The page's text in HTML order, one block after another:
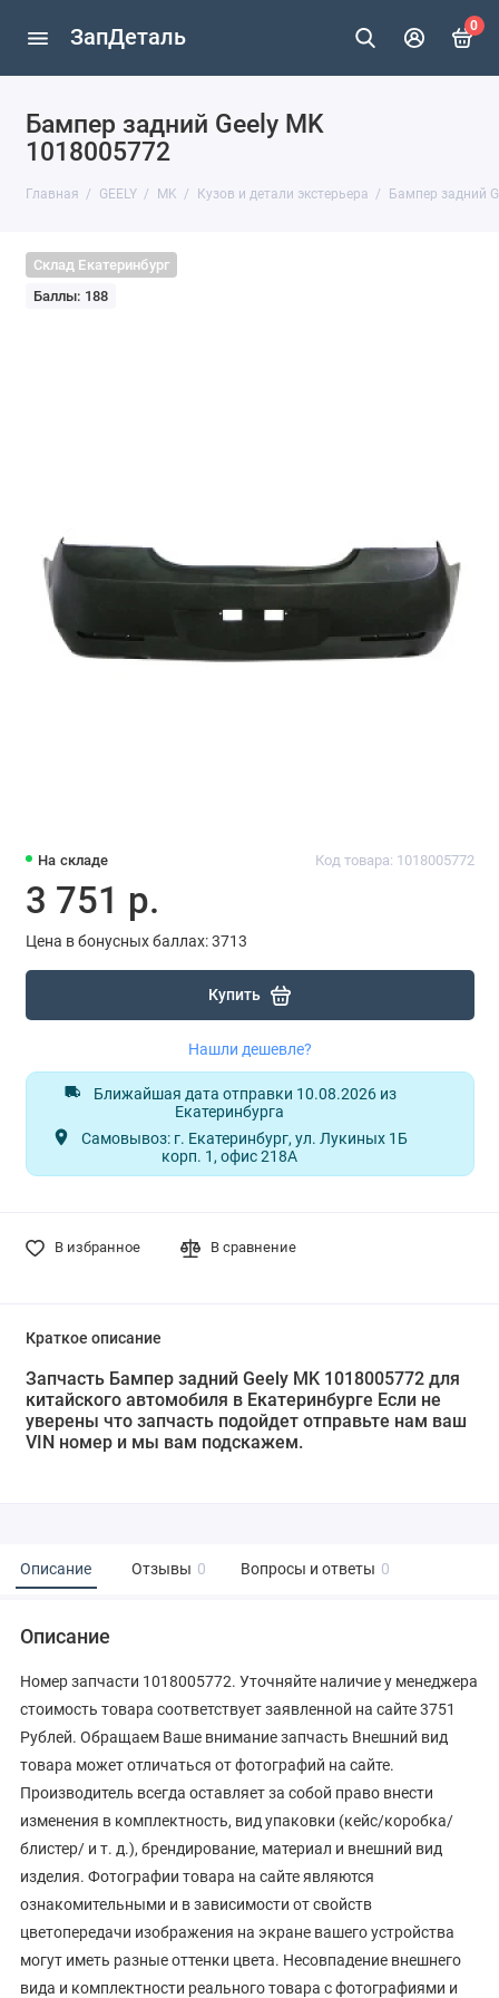
ЗапДеталь 0
Бампер задний Geely MK
1018005772
Главная GEELY MK Кузов и детали экстерьера Бампер задний
Склад Екатеринбург
Баллы: 188
На складе Код товара: 1018005772
3 751 р.
Цена в бонусных баллах: 3713
Купить
Нашли дешевле?
Ближайшая дата отправки 10.08.2026 из
Екатеринбурга
Самовывоз: г. Екатеринбург, ул. Лукиных 1Б
корп. 1, офис 218А
В избранное В сравнение
Краткое описание
Запчасть Бампер задний Geely MK 1018005772 для
китайского автомобиля в Екатеринбурге Если не
уверены что запчасть подойдет отправьте нам ваш
VIN номер и мы вам подскажем.
Описание Отзывы 0 Вопросы и ответы 0
Описание
Номер запчасти 1018005772. Уточняйте наличие у менеджера
стоимость товара соответствует заявленной на сайте 3751
Рублей. Обращаем Ваше внимание запчасть Внешний вид
товара может отличаться от фотографий на сайте.
Производитель всегда оставляет за собой право внести
изменения в комплектность, вид упаковки (кейс/коробка/
блистер/ и т. д.), брендирование, материал и внешний вид
изделия. Фотографии товара на сайте являются
ознакомительными и в зависимости от свойств
цветопередачи изображения на экране вашего устройства
могут иметь разные оттенки цвета. Несовпадение внешнего
вида и комплектности реального товара с фотографиями и